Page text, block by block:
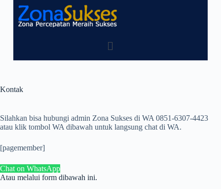
Kontak
Silahkan bisa hubungi admin Zona Sukses di WA 0851-6307-4423
atau klik tombol WA dibawah untuk langsung chat di WA.
[pagemember]
Chat on WhatsApp
Atau melalui form dibawah ini.